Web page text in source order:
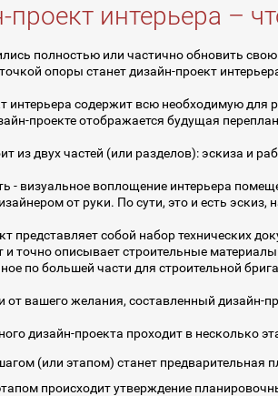
проект интерьера –
полностью или частично обновить
опоры станет дизайн-проект
интерьера содержит всю необходимую
проекте отображается будущая
из двух частей (или разделов): эскиза и
- визуальное воплощение интерьера
от руки. По сути, это и есть
представляет собой набор технических
и точно описывает строительные
по большей части для строительной
от вашего желания, составленный
дизайн-проекта проходит в несколько
(или этапом) станет предварительная
происходит утверждение